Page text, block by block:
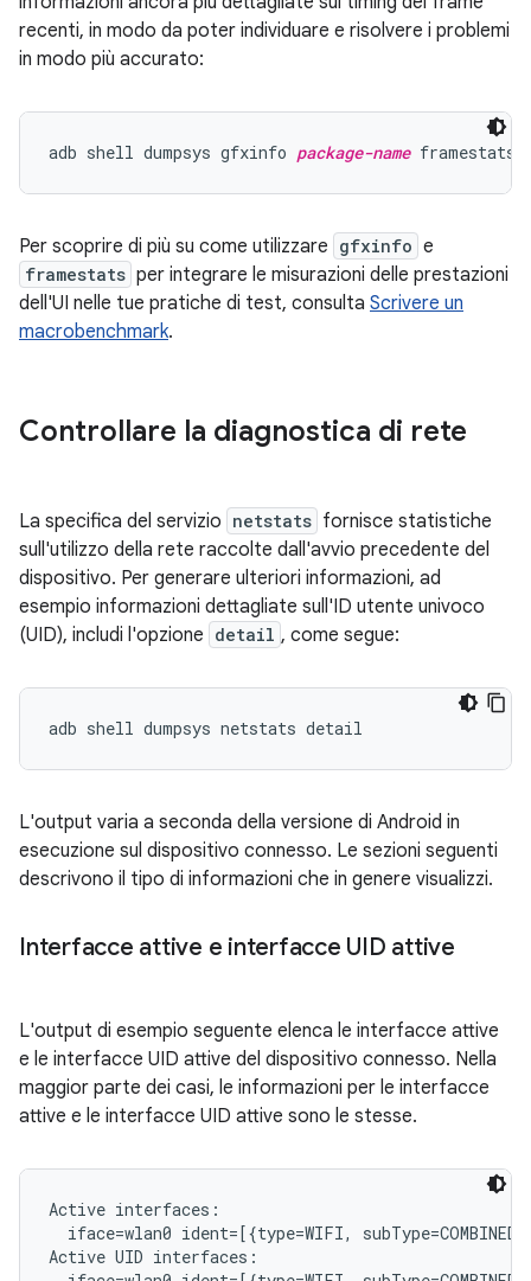
recenti, in modo da poter individuare e risolvere i problemi
in modo più accurato:
adb shell dumpsys gfxinfo package-name
Per scoprire di più su come utilizzare gfxinfo e
framestats per integrare le misurazioni delle prestazioni
dell'UI nelle tue pratiche di test, consulta Scrivere un
macrobenchmark.
Controllare la diagnostica di rete
La specifica del servizio netstats fornisce statistiche
sull'utilizzo della rete raccolte dall'avvio precedente del
dispositivo. Per generare ulteriori informazioni, ad
esempio informazioni dettagliate sull'ID utente univoco
(UID), includi l'opzione detail , come segue:
L'output varia a seconda della versione di Android in
esecuzione sul dispositivo connesso. Le sezioni seguenti
descrivono il tipo di informazioni che in genere visualizzi.
Interfacce attive e interfacce UID attive
L'output di esempio seguente elenca le interfacce attive
e le interfacce UID attive del dispositivo connesso. Nella
maggior parte dei casi, le informazioni per le interfacce
attive e le interfacce UID attive sono le stesse.
Active interfaces:
iface=wlan0 ident=[{type=WIFI,
Active UID interfaces: